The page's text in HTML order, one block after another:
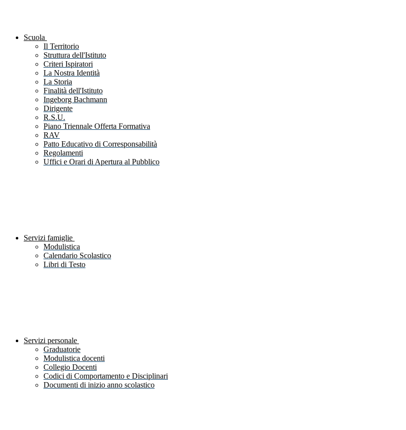
Scuola
Il Territorio
Struttura dell'Istituto
Criteri Ispiratori
La Nostra Identità
La Storia
Finalità dell'Istituto
Ingeborg Bachmann
Dirigente
R.S.U.
Piano Triennale Offerta Formativa
RAV
Patto Educativo di Corresponsabilità
Regolamenti
Uffici e Orari di Apertura al Pubblico
Servizi famiglie
Modulistica
Calendario Scolastico
Libri di Testo
Servizi personale
Graduatorie
Modulistica docenti
Collegio Docenti
Codici di Comportamento e Disciplinari
Documenti di inizio anno scolastico